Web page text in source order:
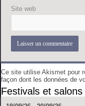
Site web
Ce site utilise Akismet pour
façon dont les données de
Festivals et